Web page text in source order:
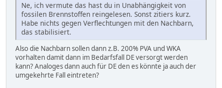
Ne, ich vermute das hast du in Unabhängigkeit von
fossilen Brennstoffen reingelesen. Sonst zitiers kurz.
Habe nichts gegen Verflechtungen mit den Nachbarn,
das stabilisiert.
Also die Nachbarn sollen dann z.B. 200% PVA und WKA
vorhalten damit dann im Bedarfsfall DE versorgt werden
kann? Analoges dann auch für DE den es könnte ja auch der
umgekehrte Fall eintreten?